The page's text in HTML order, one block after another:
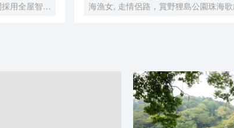
用全屋智能
海漁女, 走情侶路，賞野狸島公園珠海
前後50米公交線路覆蓋全珠海。 酒店
雅空間”優質床品衞浴，完備設施服務
的住宿服務 酒店中央空調冷暖可調，
海景和海霞公園，欣賞東方海上日出，
西結合的自助早餐，配以廣東特色，一
營養的早餐開始。